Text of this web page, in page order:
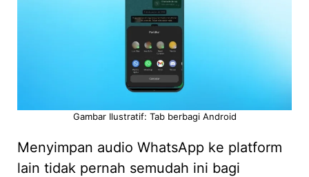
Gambar Ilustratif: Tab berbagi Android
Menyimpan audio WhatsApp ke platform
lain tidak pernah semudah ini bagi